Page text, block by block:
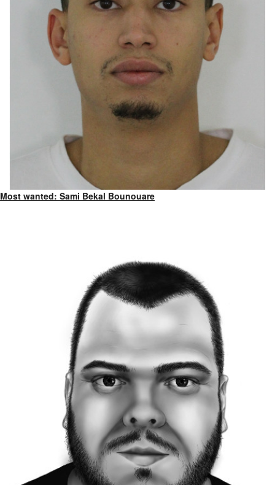
Most wanted: Sami Bekal Bounouare